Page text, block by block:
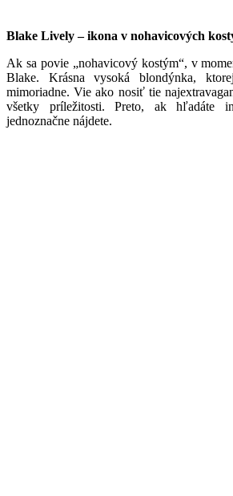
Blake Lively – ikona v nohavicových
Ak sa povie „nohavicový kostým“, v
Blake. Krásna vysoká blondýnka,
mimoriadne. Vie ako nosiť tie
všetky príležitosti. Preto, ak hľadáte
jednoznačne nájdete.